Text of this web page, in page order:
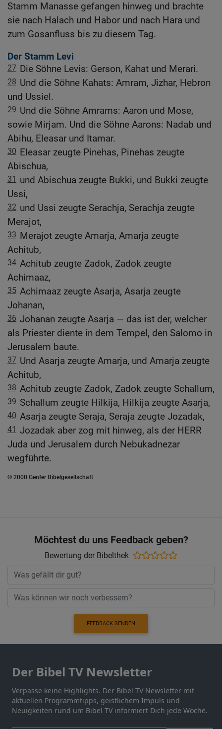
Stamm Manasse gefangen hinweg und brachte
sie nach Halach und Habor und nach Hara und
zum Gosanfluss bis zu diesem Tag.
Der Stamm Levi
27 Die Söhne Levis: Gerson, Kahat und Merari.
28 Und die Söhne Kahats: Amram, Jizhar, Hebron
und Ussiel.
29 Und die Söhne Amrams: Aaron und Mose,
sowie Mirjam. Und die Söhne Aarons: Nadab und
Abihu, Eleasar und Itamar.
30 Eleasar zeugte Pinehas, Pinehas zeugte
Abischua,
31
und Abischua zeugte Bukki, und Bukki zeugte
Ussi,
32 und Ussi zeugte Serachja, Serachja zeugte
Merajot,
33 Merajot zeugte Amarja, Amarja zeugte
Achitub,
34 Achitub zeugte Zadok, Zadok zeugte
Achimaaz,
35 Achimaaz zeugte Asarja, Asarja zeugte
Johanan,
36 Johanan zeugte Asarja — das ist der, welcher
als Priester diente in dem Tempel, den Salomo in
Jerusalem baute.
37 Und Asarja zeugte Amarja, und Amarja zeugte
Achitub,
38 Achitub zeugte Zadok, Zadok zeugte Schallum,
39 Schallum zeugte Hilkija, Hilkija zeugte Asarja,
40 Asarja zeugte Seraja, Seraja zeugte Jozadak,
41 Jozadak aber zog mit hinweg, als der HERR
Juda und Jerusalem durch Nebukadnezar
wegführte.
© 2000 Genfer Bibelgesellschaft
Möchtest du uns Feedback geben?
Bewertung der Bibelthek
FEEDBACK SENDEN
Der Bibel TV Newsletter
Verpasse keine Highlights. Der Bibel TV Newsletter mit
aktuellen Programmtipps, geistlichem Impuls und
Neuigkeiten rund um Bibel TV informiert Dich jede Woche.